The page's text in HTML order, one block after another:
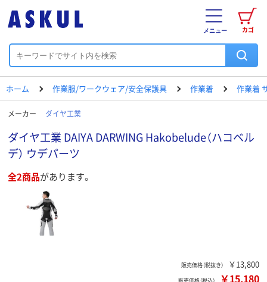
カゴ
メニュー
ホーム 作業服/ワークウェア/安全保護具 作業着 作業着
メーカー ダイヤ工業
ダイヤ工業 DAIYA DARWING Hakobelude（ハコベル
デ） ウデパーツ
全2商品があります。
販売価格（税抜き） ￥13,800
￥15,180